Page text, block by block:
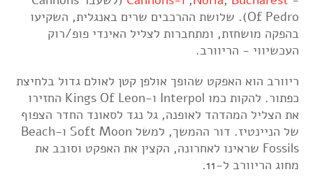
Of Pedro). שלושת ההרכבים שרים באנגלית, השקיעו
בהפקה מושחזת, ומתחברות לצליל האינדי פופ/רוק
העכשיווי - הריוורב.
ריוורב הוא האפקט שהופך אולפן קטן לאולם גדול בלחיצת
כפתור. להקות כמו Interpol ו-Kings Of Leon החזירו
את הצליל המהדהד לאופנה, גל נגד לסאונד החדר הצפוף
של הניינטיז. דור ההמשך, למשל Soft Moon ו-Beach
Fossils שראינו לאחרונה, הקצין את האפקט וסובב את
מחוג הריוורב ל-11.